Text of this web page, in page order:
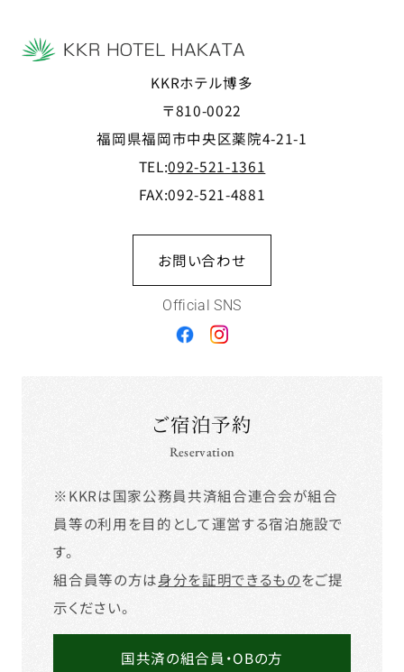
KKRホテル博多
〒810-0022
福岡県福岡市中央区薬院4-21-1
TEL:092-521-1361
FAX:092-521-4881
お問い合わせ
Official SNS
ご宿泊予約
Reservation
※KKRは国家公務員共済組合連合会が組合
員等の利用を目的として運営する宿泊施設で
す。
組合員等の方は身分を証明できるものをご提
示ください。
国共済の組合員・OBの方